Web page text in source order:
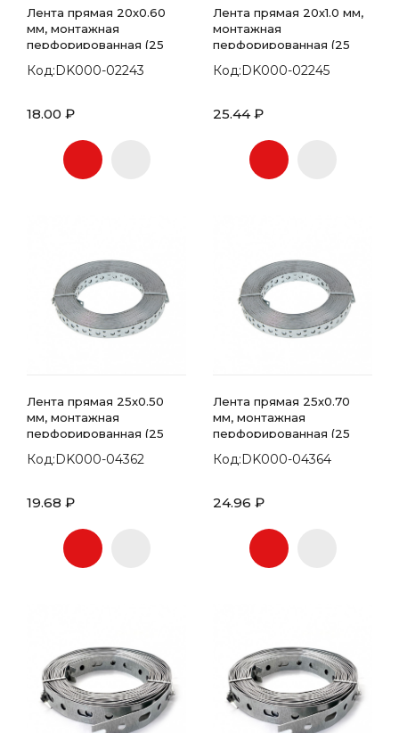
Лента прямая 20х0.60
мм, монтажная
перфорированная (25
Код:DK000-02243
18.00 ₽
Лента прямая 20х1.0 мм,
монтажная
перфорированная (25
Код:DK000-02245
25.44 ₽
Лента прямая 25х0.50
мм, монтажная
перфорированная (25
Код:DK000-04362
19.68 ₽
Лента прямая 25х0.70
мм, монтажная
перфорированная (25
Код:DK000-04364
24.96 ₽